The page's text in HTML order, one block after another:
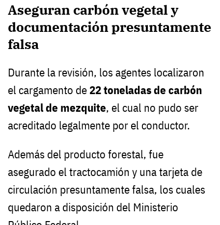
Aseguran carbón vegetal y
documentación presuntamente
falsa
Durante la revisión, los agentes localizaron
el cargamento de 22 toneladas de carbón
vegetal de mezquite, el cual no pudo ser
acreditado legalmente por el conductor.
Además del producto forestal, fue
asegurado el tractocamión y una tarjeta de
circulación presuntamente falsa, los cuales
quedaron a disposición del Ministerio